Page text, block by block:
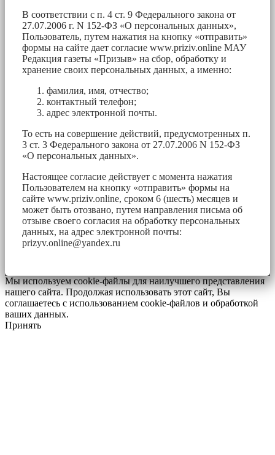
В соответствии с п. 4 ст. 9 Федерального закона от
27.07.2006 г. N 152-ФЗ «О персональных данных»,
Пользователь, путем нажатия на кнопку «отправить»
формы на сайте дает согласие www.priziv.online МАУ
Редакция газеты «Призыв» на сбор, обработку и
хранение своих персональных данных, а именно:
фамилия, имя, отчество;
контактный телефон;
адрес электронной почты.
То есть на совершение действий, предусмотренных п.
3 ст. 3 Федерального закона от 27.07.2006 N 152-ФЗ
«О персональных данных».
Настоящее согласие действует с момента нажатия
Пользователем на кнопку «отправить» формы на
сайте www.priziv.online, сроком 6 (шесть) месяцев и
может быть отозвано, путем направления письма об
отзыве своего согласия на обработку персональных
данных, на адрес электронной почты:
prizyv.online@yandex.ru
Мы используем cookie-файлы для наилучшего представления
нашего сайта. Продолжая использовать этот сайт, Вы
соглашаетесь с использованием cookie-файлов и обработкой
ваших данных.
Принять